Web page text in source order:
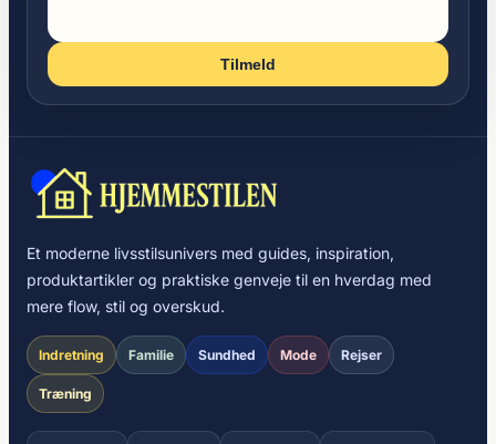
Tilmeld
Et moderne livsstilsunivers med guides, inspiration,
produktartikler og praktiske genveje til en hverdag med
mere flow, stil og overskud.
Indretning Familie Sundhed Mode Rejser
Træning